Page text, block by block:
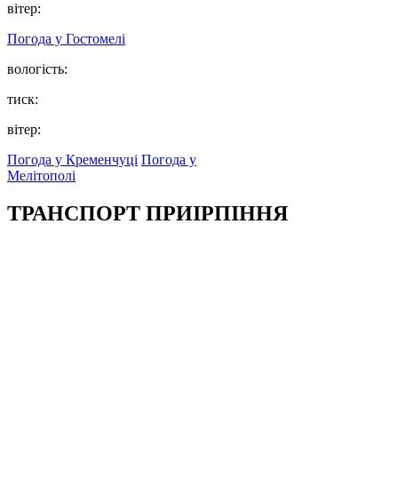
вітер:
Погода у Гостомелі
вологість:
тиск:
вітер:
Погода у Кременчуці Погода у
Мелітополі
ТРАНСПОРТ ПРИІРПІННЯ